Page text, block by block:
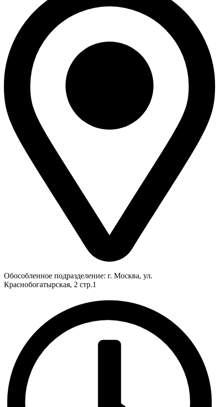
Обособленное подразделение: г. Москва, ул.
Краснобогатырская, 2 стр.1